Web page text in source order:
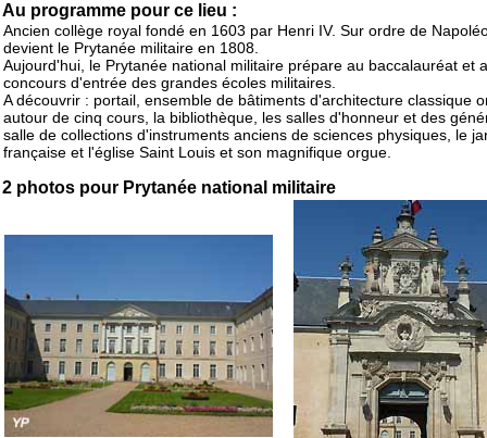
Au programme pour ce lieu :
Ancien collège royal fondé en 1603 par Henri IV. Sur ordre de
devient le Prytanée militaire en 1808.
Aujourd'hui, le Prytanée national militaire prépare au baccalauréat et
concours d'entrée des grandes écoles militaires.
A découvrir : portail, ensemble de bâtiments d'architecture classique
autour de cinq cours, la bibliothèque, les salles d'honneur et des
salle de collections d'instruments anciens de sciences physiques, le
française et l'église Saint Louis et son magnifique orgue.
2 photos pour Prytanée national militaire